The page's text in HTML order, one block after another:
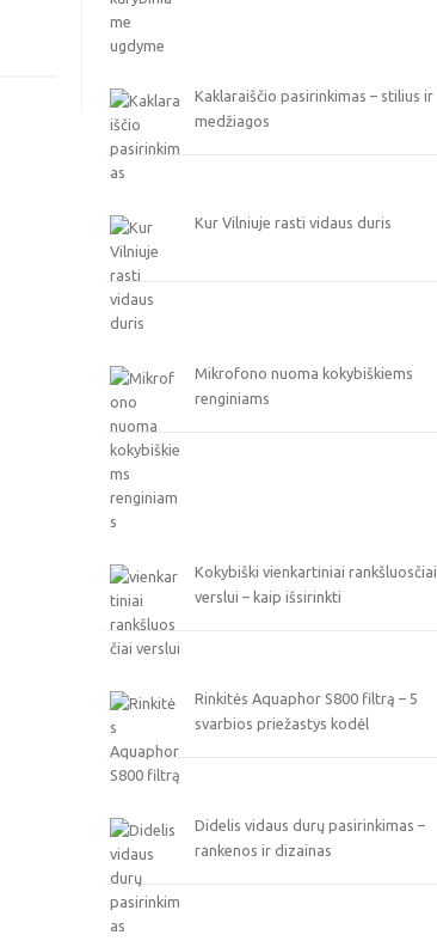
Kaklaraiščio pasirinkimas – stilius ir
medžiagos
Kur Vilniuje rasti vidaus duris
Mikrofono nuoma kokybiškiems
renginiams
Kokybiški vienkartiniai rankšluosčiai
verslui – kaip išsirinkti
Rinkitės Aquaphor S800 filtrą – 5
svarbios priežastys kodėl
Didelis vidaus durų pasirinkimas –
rankenos ir dizainas